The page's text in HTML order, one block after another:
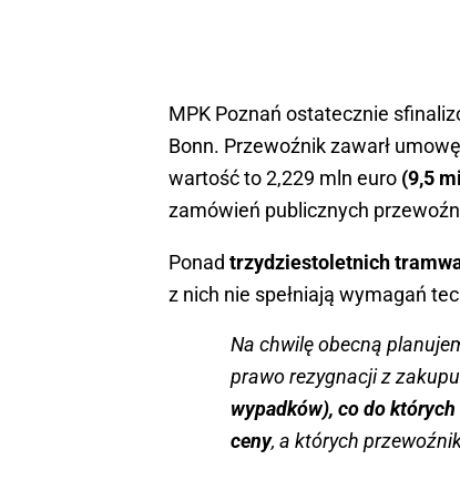
MPK Poznań ostatecznie
Bonn. Przewoźnik zawarł
wartość to 2,229 mln euro (9,5
zamówień publicznych
Ponad trzydziestoletnich
z nich nie spełniają wymagań
Na chwilę obecną
prawo rezygnacji z
wypadków), co do
ceny, a których